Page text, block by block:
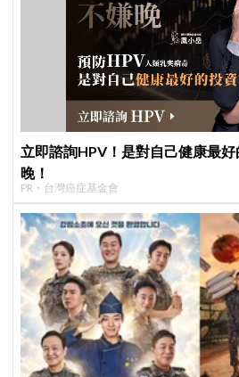
立即諮詢HPV！是對自己健康最
晚！
PR・台灣癌症基金會